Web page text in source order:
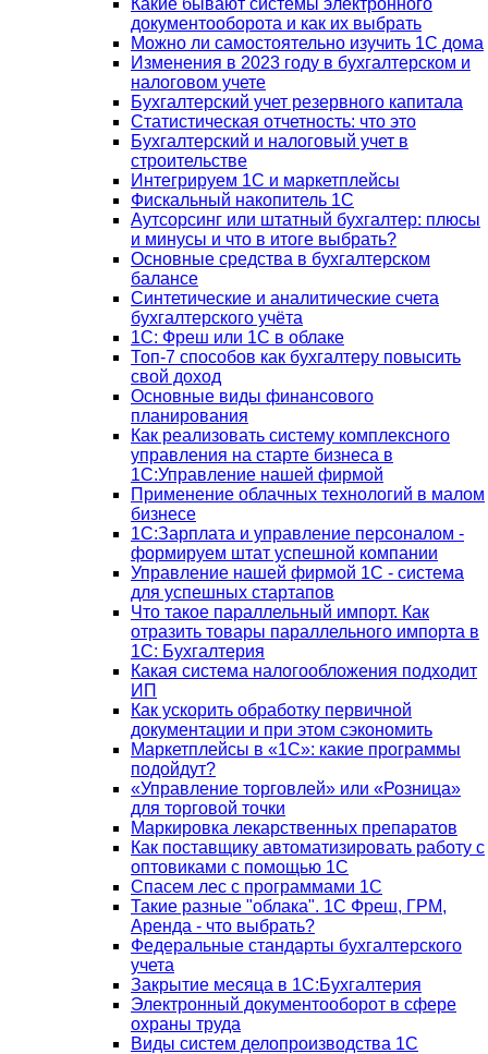
Какие бывают системы электронного
документооборота и как их выбрать
Можно ли самостоятельно изучить 1С дома
Изменения в 2023 году в бухгалтерском и
налоговом учете
Бухгалтерский учет резервного капитала
Статистическая отчетность: что это
Бухгалтерский и налоговый учет в
строительстве
Интегрируем 1С и маркетплейсы
Фискальный накопитель 1С
Аутсорсинг или штатный бухгалтер: плюсы
и минусы и что в итоге выбрать?
Основные средства в бухгалтерском
балансе
Синтетические и аналитические счета
бухгалтерского учёта
1C: Фреш или 1С в облаке
Топ-7 способов как бухгалтеру повысить
свой доход
Основные виды финансового
планирования
Как реализовать систему комплексного
управления на старте бизнеса в
1С:Управление нашей фирмой
Применение облачных технологий в малом
бизнесе
1C:Зарплата и управление персоналом -
формируем штат успешной компании
Управление нашей фирмой 1C - система
для успешных стартапов
Что такое параллельный импорт. Как
отразить товары параллельного импорта в
1С: Бухгалтерия
Какая система налогообложения подходит
ИП
Как ускорить обработку первичной
документации и при этом сэкономить
Маркетплейсы в «1С»: какие программы
подойдут?
«Управление торговлей» или «Розница»
для торговой точки
Маркировка лекарственных препаратов
Как поставщику автоматизировать работу с
оптовиками с помощью 1С
Спасем лес с программами 1С
Такие разные "облака". 1С Фреш, ГРМ,
Аренда - что выбрать?
Федеральные стандарты бухгалтерского
учета
Закрытие месяца в 1С:Бухгалтерия
Электронный документооборот в сфере
охраны труда
Виды систем делопроизводства 1C